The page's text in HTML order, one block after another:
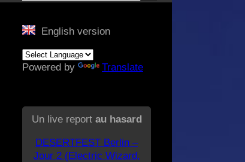
English version
Powered by Translate
Un live report au hasard
DESERTFEST Berlin –
Jour 2 (Electric Wizard,